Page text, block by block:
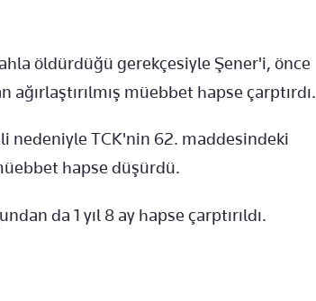
öldürdüğü gerekçesiyle Şener'i, önce
müebbet hapse çarptırdı.
nedeniyle TCK'nin 62. maddesindeki
hapse düşürdü.
da 1 yıl 8 ay hapse çarptırıldı.